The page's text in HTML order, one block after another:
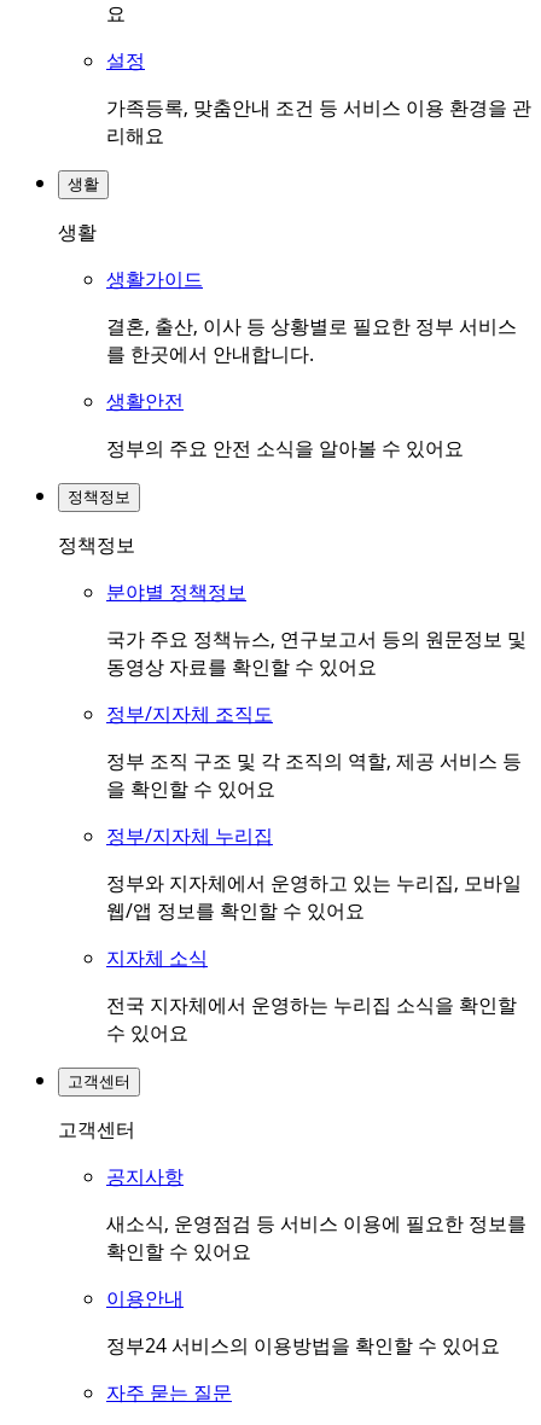
요
설정
가족등록, 맞춤안내 조건 등 서비스 이용 환경을 관
리해요
생활
생활
생활가이드
결혼, 출산, 이사 등 상황별로 필요한 정부 서비스
를 한곳에서 안내합니다.
생활안전
정부의 주요 안전 소식을 알아볼 수 있어요
정책정보
정책정보
분야별 정책정보
국가 주요 정책뉴스, 연구보고서 등의 원문정보 및
동영상 자료를 확인할 수 있어요
정부/지자체 조직도
정부 조직 구조 및 각 조직의 역할, 제공 서비스 등
을 확인할 수 있어요
정부/지자체 누리집
정부와 지자체에서 운영하고 있는 누리집, 모바일
웹/앱 정보를 확인할 수 있어요
지자체 소식
전국 지자체에서 운영하는 누리집 소식을 확인할
수 있어요
고객센터
고객센터
공지사항
새소식, 운영점검 등 서비스 이용에 필요한 정보를
확인할 수 있어요
이용안내
정부24 서비스의 이용방법을 확인할 수 있어요
자주 묻는 질문